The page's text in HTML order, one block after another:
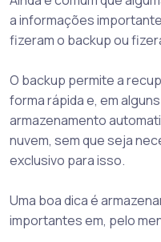
a informações
fizeram o backup ou
O backup permite a
forma rápida e, em
armazenamento
nuvem, sem que seja
exclusivo para isso.
Uma boa dica é
importantes em, pelo